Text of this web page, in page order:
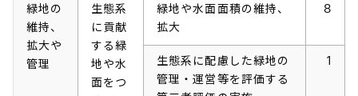
緑地の
維持、
拡大や
管理
生態系
に貢献
する緑
地や水
面をつ
緑地や水面面積の維持、
拡大
8
生態系に配慮した緑地の
管理・運営等を評価する
1